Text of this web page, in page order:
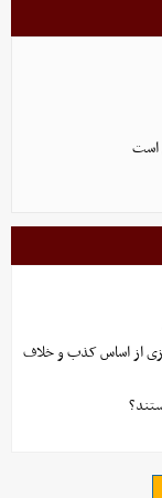
است
از اساس کذب و خلاف